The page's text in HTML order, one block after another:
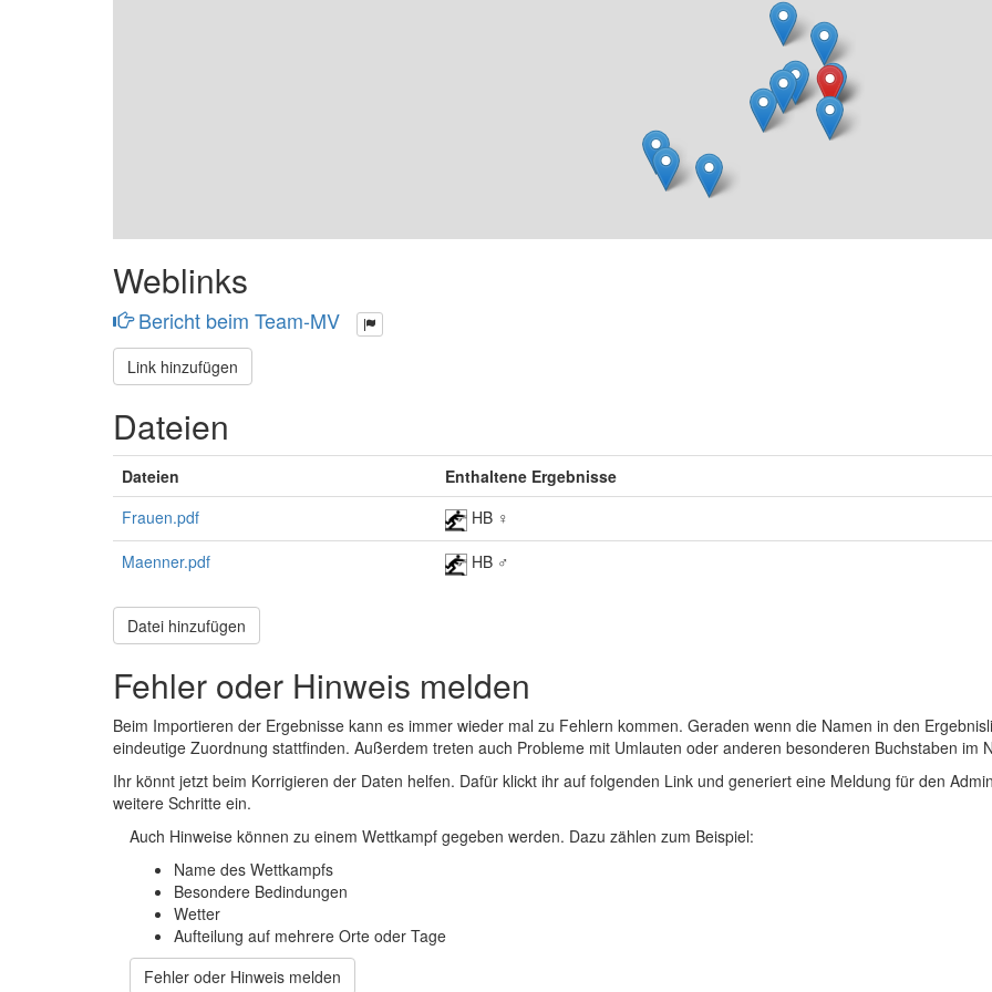
Weblinks
Bericht beim Team-MV
Link hinzufügen
Dateien
Dateien
Enthaltene Ergebnisse
Frauen.pdf
HB ♀
Maenner.pdf HB ♂
Datei hinzufügen
Fehler oder Hinweis melden
Beim Importieren der Ergebnisse kann es immer wieder mal zu Fehlern kommen. Geraden wenn die Namen in den
eindeutige Zuordnung stattfinden. Außerdem treten auch Probleme mit Umlauten oder anderen besonderen Buchstaben im
Ihr könnt jetzt beim Korrigieren der Daten helfen. Dafür klickt ihr auf folgenden Link und generiert eine Meldung für den
weitere Schritte ein.
Auch Hinweise können zu einem Wettkampf gegeben werden. Dazu zählen zum Beispiel:
Name des Wettkampfs
Besondere Bedindungen
Wetter
Aufteilung auf mehrere Orte oder Tage
Fehler oder Hinweis melden